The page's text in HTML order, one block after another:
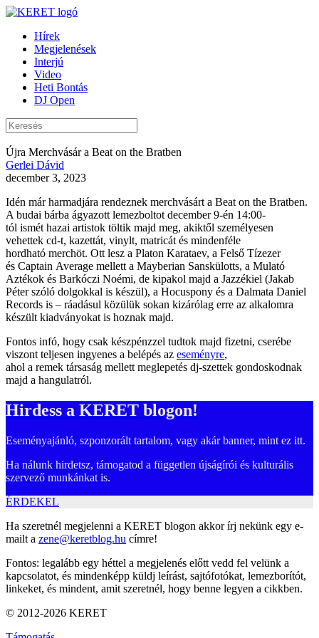
Hírek
Megjelenések
Interjú
Video
Heti Bontás
DJ Open
Újra Merchvásár a Beat on the Bratben
Gerlei Dávid
december 3, 2023
Idén már harmadjára rendeznek merchvásárt a Beat on the Bratben.
A budai bárba ágyazott lemezboltot december 9-én 14:00-
tól ismét hazai artistok töltik majd meg, akiktől személyesen
vehettek cd-t, kazettát, vinylt, matricát és mindenféle
hordható merchöt. Ott lesz a Platon Karataev, a Felső Tízezer
és Captain Average mellett a Mayberian Sanskülotts, a Mulató
Aztékok és Barkóczi Noémi, de kipakol majd a Jazzékiel (Jakab
Péter szóló dolgokkal is készül), a Hocuspony és a Dalmata Daniel
Records is – ráadásul közülük sokan kizárólag erre az alkalomra
készült kiadványokat is hoznak majd.
Fontos infó, hogy csak készpénzzel tudtok majd fizetni, cserébe
viszont teljesen ingyenes a belépés az eseményre,
ahol a remek társaság mellett meglepetés dj-szettek gondoskodnak
majd a hangulatról.
Hirdess a KERET blogon!
Eseményajánló, szponzorált tartalom, vagy akár banner, mint ez itt.
Ha nálunk hirdetsz, támogatod a független újságírói és kulturális
szervező munkánkat is.
ÉRDEKEL
Ha szeretnél megjelenni a KERET blogon akkor írj nekünk egy e-
mailt a zene@keretblog.hu címre!
Fontos: legalább egy héttel a megjelenés előtt vedd fel velünk a
kapcsolatot, és mindenképp küldj leírást, sajtófotókat, lemezborítót,
linkeket, és mindent, amit szeretnél, hogy benne legyen a cikkben.
© 2012-2026 KERET